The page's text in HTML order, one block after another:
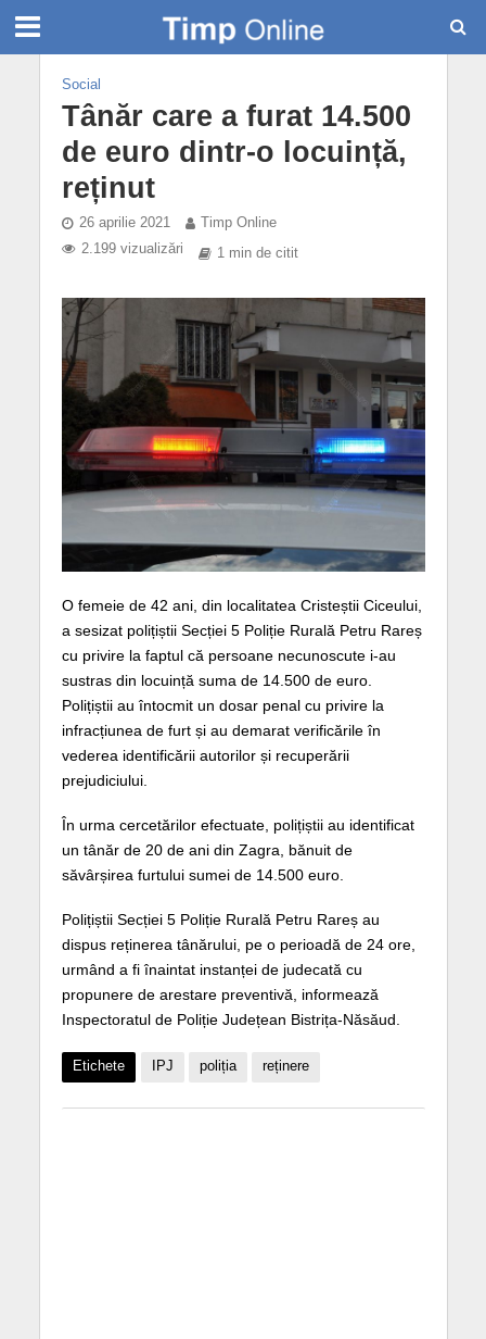
Social
Tânăr care a furat 14.500
de euro dintr-o locuință,
reținut
26 aprilie 2021
Timp Online
2.199 vizualizări
1 min de citit
O femeie de 42 ani, din localitatea Cristeștii Ciceului,
a sesizat polițiștii Secției 5 Poliție Rurală Petru Rareș
cu privire la faptul că persoane necunoscute i-au
sustras din locuință suma de 14.500 de euro.
Polițiștii au întocmit un dosar penal cu privire la
infracțiunea de furt și au demarat verificările în
vederea identificării autorilor și recuperării
prejudiciului.
În urma cercetărilor efectuate, polițiștii au identificat
un tânăr de 20 de ani din Zagra, bănuit de
săvârșirea furtului sumei de 14.500 euro.
Polițiștii Secției 5 Poliție Rurală Petru Rareș au
dispus reținerea tânărului, pe o perioadă de 24 ore,
urmând a fi înaintat instanței de judecată cu
propunere de arestare preventivă, informează
Inspectoratul de Poliție Județean Bistrița-Năsăud.
Etichete IPJ poliția reținere